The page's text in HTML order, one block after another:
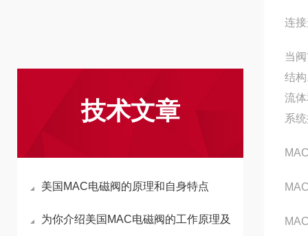
技术文章
美国MAC电磁阀的原理和自身特点
为你介绍美国MAC电磁阀的工作原理及
连
当
结
流
系